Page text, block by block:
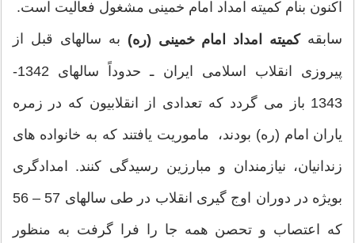
اكنون بنام كمیته امداد امام خمینی مشغول فعالیت است.
سابقهكمیته امداد امام خمینی (ره) به سالهای قبل از
پیروزی انقلاب اسلامی ایران ـ حدوداً سالهای 1342-
1343 باز می گردد كه تعدادی از انقلابیون كه در زمره
یاران امام (ره) بودند، ماموریت یافتند كه به خانواده های
زندانیان، نیازمندان و مبارزین رسیدگی كنند. امدادگری
بویژه در دوران اوج گیری انقلاب در طی سالهای 57 – 56
كه اعتصاب و تحصن همه جا را فرا گرفت به منظور